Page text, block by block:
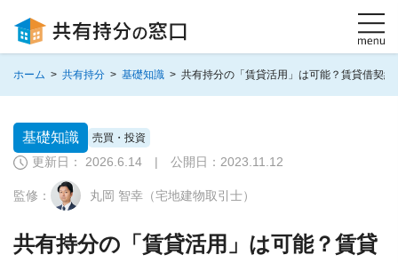
ホーム > 共有持分 > 基礎知識 > 共有持分の「賃貸活用」は可能？賃貸借契
基礎知識 売買・投資
更新日： 2026.6.14 | 公開日： 2023.11.12
監修： 丸岡 智幸（宅地建物取引士）
共有持分の「賃貸活用」は可能？賃貸